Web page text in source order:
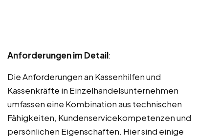
Anforderungen im Detail:
Die Anforderungen an Kassenhilfen und
Kassenkräfte in Einzelhandelsunternehmen
umfassen eine Kombination aus technischen
Fähigkeiten, Kundenservicekompetenzen und
persönlichen Eigenschaften. Hier sind einige